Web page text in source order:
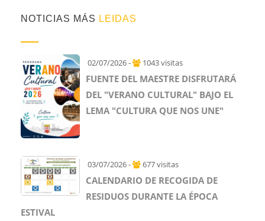
NOTICIAS MÁS LEIDAS
02/07/2026 - 1043 visitas
FUENTE DEL MAESTRE DISFRUTARÁ
DEL "VERANO CULTURAL" BAJO EL
LEMA "CULTURA QUE NOS UNE"
03/07/2026 - 677 visitas
CALENDARIO DE RECOGIDA DE
RESIDUOS DURANTE LA ÉPOCA
ESTIVAL